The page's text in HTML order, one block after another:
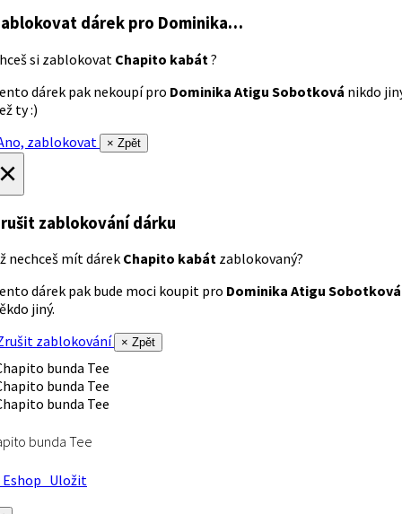
dárek pro Dominika…
si zablokovat Chapito kabát ?
dárek pak nekoupí pro Dominika Atigu Sobotková nikdo
ty :)
zablokovat
× Zpět
zablokování dárku
nechceš mít dárek Chapito kabát zablokovaný?
dárek pak bude moci koupit pro Dominika Atigu Sobotková
jiný.
zablokování
× Zpět
bunda Tee
Uložit